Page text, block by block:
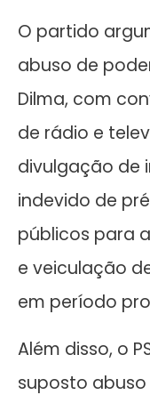
O partido
abuso de
Dilma, com
de rádio e
divulgação de
indevido de
públicos para
e veiculação
em período
Além disso, o
suposto